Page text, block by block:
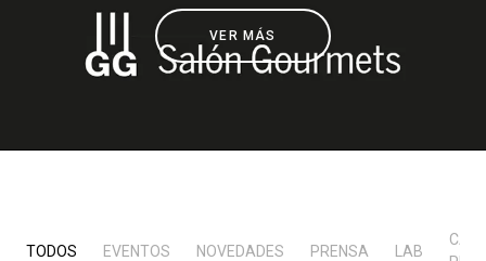
VER MÁS
TODOS EVENTOS NOVEDADES PRENSA LAB
Noticias
Sostenibilidad